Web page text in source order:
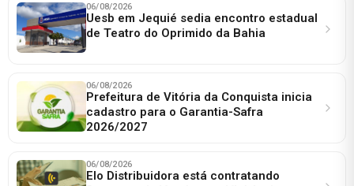
06/08/2026
Uesb em Jequié sedia encontro estadual
de Teatro do Oprimido da Bahia
06/08/2026
Prefeitura de Vitória da Conquista inicia
cadastro para o Garantia-Safra
2026/2027
06/08/2026
Elo Distribuidora está contratando